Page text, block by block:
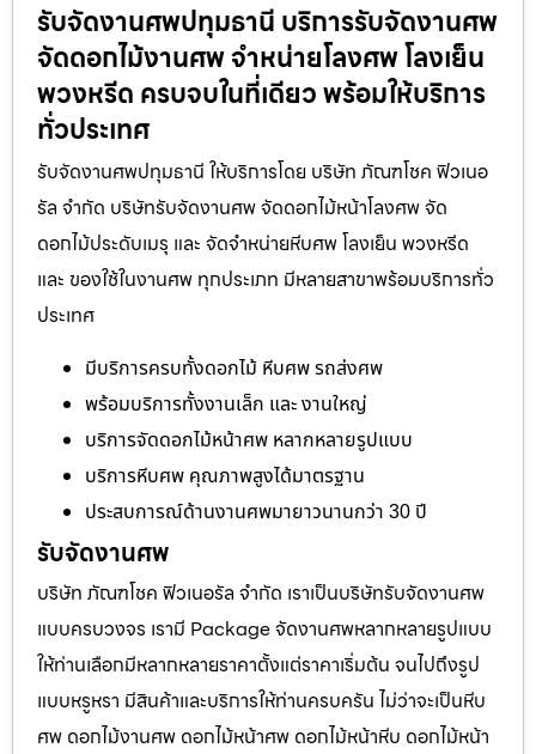
รับจัดงานศพปทุมธานี บริการรับจัดงานศพ
จัดดอกไม้งานศพ จำหน่ายโลงศพ โลงเย็น
พวงหรีด ครบจบในที่เดียว พร้อมให้บริการ
ทั่วประเทศ
รับจัดงานศพปทุมธานี ให้บริการโดย บริษัท ภัณฑโชค ฟิวเนอ
รัล จำกัด บริษัทรับจัดงานศพ จัดดอกไม้หน้าโลงศพ จัด
ดอกไม้ประดับเมรุ และ จัดจำหน่ายหีบศพ โลงเย็น พวงหรีด
และ ของใช้ในงานศพ ทุกประเภท มีหลายสาขาพร้อมบริการทั่ว
ประเทศ
มีบริการครบทั้งดอกไม้ หีบศพ รถส่งศพ
พร้อมบริการทั้งงานเล็ก และ งานใหญ่
บริการจัดดอกไม้หน้าศพ หลากหลายรูปแบบ
บริการหีบศพ คุณภาพสูงได้มาตรฐาน
ประสบการณ์ด้านงานศพมายาวนานกว่า 30 ปี
รับจัดงานศพ
บริษัท ภัณฑโชค ฟิวเนอรัล จำกัด เราเป็นบริษัทรับจัดงานศพ
แบบครบวงจร เรามี Package จัดงานศพหลากหลายรูปแบบ
ให้ท่านเลือกมีหลากหลายราคาตั้งแต่ราคาเริ่มต้น จนไปถึงรูป
แบบหรูหรา มีสินค้าและบริการให้ท่านครบครัน ไม่ว่าจะเป็นหีบ
ศพ ดอกไม้งานศพ ดอกไม้หน้าศพ ดอกไม้หน้าหีบ ดอกไม้หน้า